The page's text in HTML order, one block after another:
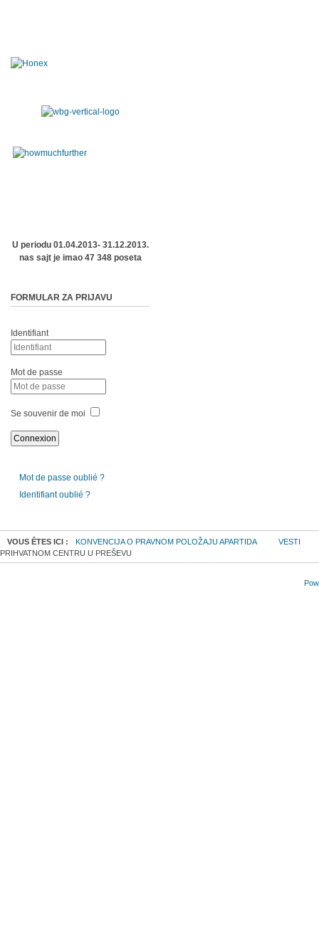
U periodu 01.04.2013- 31.12.2013.
nas sajt je imao 47 348 poseta
FORMULAR ZA PRIJAVU
Identifiant
Mot de passe
Se souvenir de moi
Mot de passe oublié ?
Identifiant oublié ?
VOUS ÊTES ICI : KONVENCIJA O PRAVNOM POLOŽAJU APARTIDA VESTI
PRIHVATNOM CENTRU U PREŠEVU